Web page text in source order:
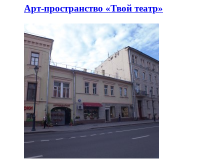
Арт-пространство «Твой театр»